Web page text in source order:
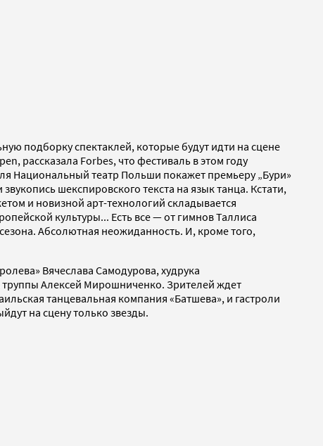
подборку спектаклей, которые будут идти на сцене
рассказала Forbes, что фестиваль в этом году
Национальный театр Польши покажет премьеру „Бури»
шекспировского текста на язык танца. Кстати,
и новизной арт-технологий складывается
культуры... Есть все — от гимнов Таллиса
Абсолютная неожиданность. И, кроме того,
Вячеслава Самодурова, худрука
труппы Алексей Мирошниченко. Зрителей ждет
танцевальная компания «Батшева», и гастроли
на сцену только звезды.